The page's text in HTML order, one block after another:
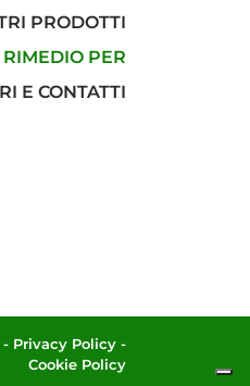
PRODOTTI
PER
E CONTATTI
- Privacy Policy -
Cookie Policy